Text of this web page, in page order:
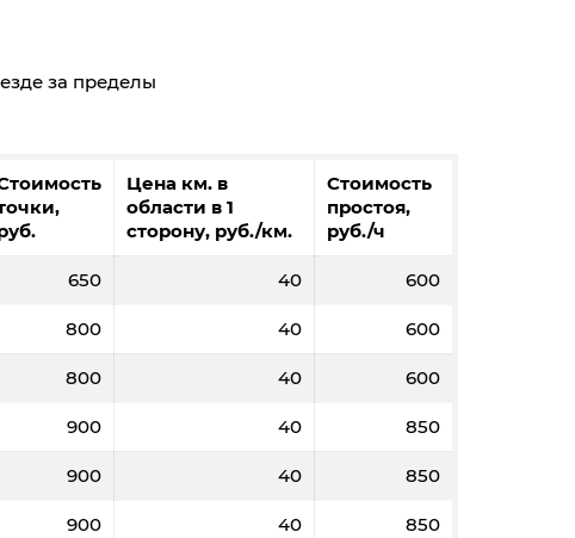
за пределы
Цена км. в
области в 1
сторону, руб./км.
Стоимость
простоя,
руб./ч
650 40 600
800 40 600
800 40 600
900 40 850
900 40 850
900 40 850